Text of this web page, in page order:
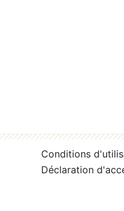
Conditions
Déclaration